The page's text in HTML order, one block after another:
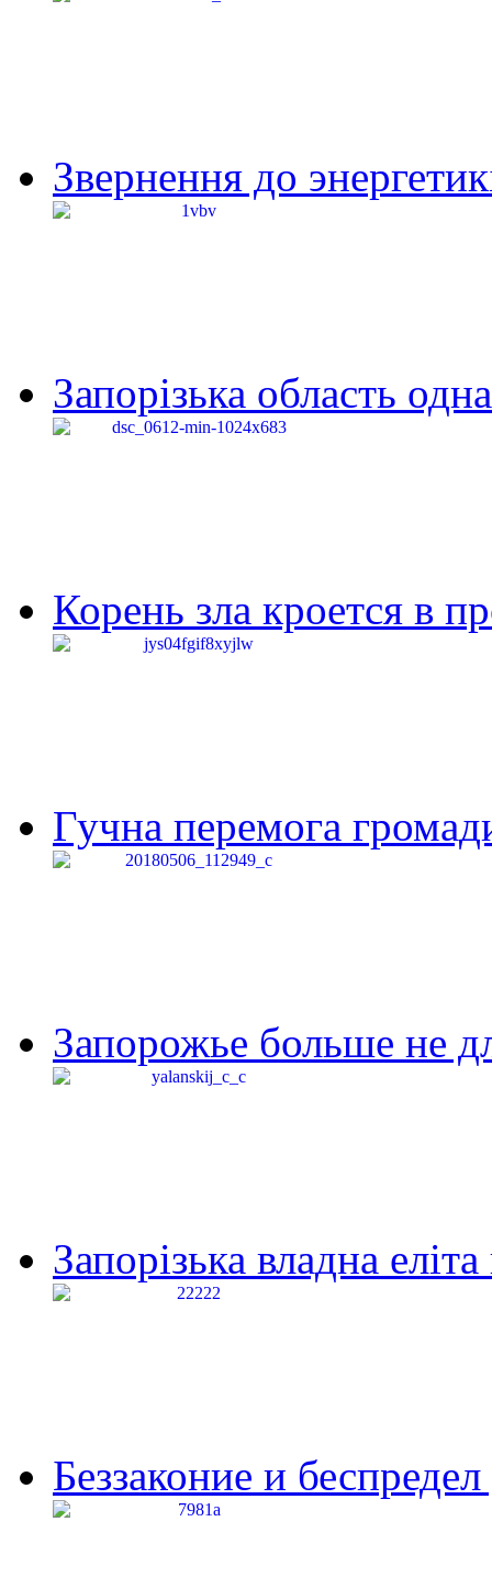
Звернення до
Запорізька область
Корень зла кроется в
Гучна перемога
Запорожье больше не
Запорізька владна
Беззаконие и